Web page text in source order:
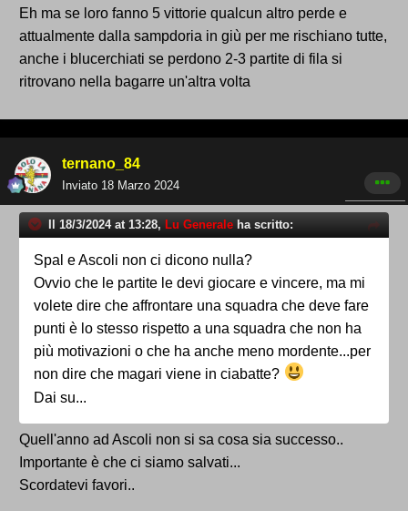
che nelle ultime tre il calendario se va come deve
andare potrebbe darci una mano
Eh ma se loro fanno 5 vittorie qualcun altro perde e
attualmente dalla sampdoria in giù per me rischiano tutte,
anche i blucerchiati se perdono 2-3 partite di fila si
ritrovano nella bagarre un'altra volta
ternano_84
Inviato 18 Marzo 2024
Il 18/3/2024 at 13:28, Lu Generale ha scritto:
Spal e Ascoli non ci dicono nulla?
Ovvio che le partite le devi giocare e vincere, ma mi
volete dire che affrontare una squadra che deve fare
punti è lo stesso rispetto a una squadra che non ha
più motivazioni o che ha anche meno mordente...per
non dire che magari viene in ciabatte?
Dai su...
Quell'anno ad Ascoli non si sa cosa sia successo..
Importante è che ci siamo salvati...
Scordatevi favori..